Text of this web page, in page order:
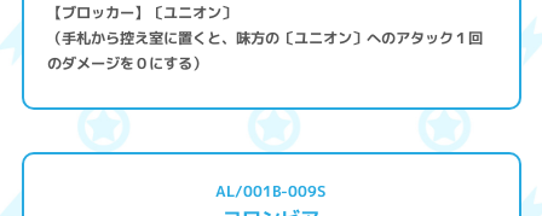
【ブロッカー】〔ユニオン〕
（手札から控え室に置くと、味方の〔ユニオン〕へのアタック１回
のダメージを０にする）
AL/001B-009S